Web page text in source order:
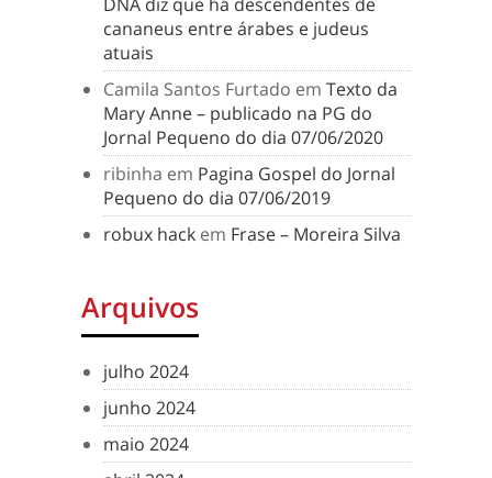
cananeus entre árabes e judeus
atuais
Camila Santos Furtado em Texto da
Mary Anne – publicado na PG do
Jornal Pequeno do dia 07/06/2020
ribinha em Pagina Gospel do Jornal
Pequeno do dia 07/06/2019
robux hack em Frase – Moreira Silva
Arquivos
julho 2024
junho 2024
maio 2024